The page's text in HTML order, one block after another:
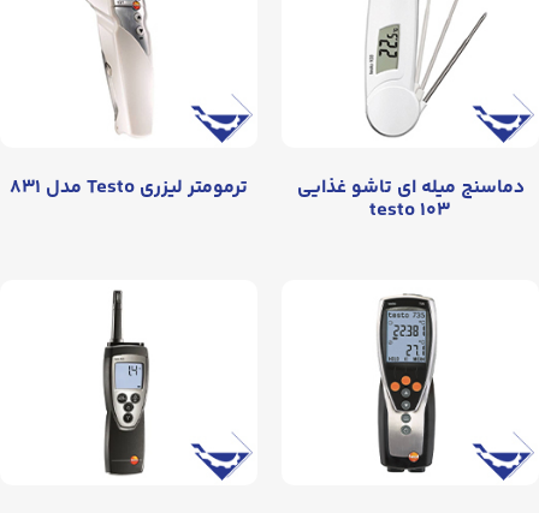
دماسنج میله ای تاشو غذایی
testo ۱۰۳
ترمومتر لیزری Testo مدل ۸۳۱